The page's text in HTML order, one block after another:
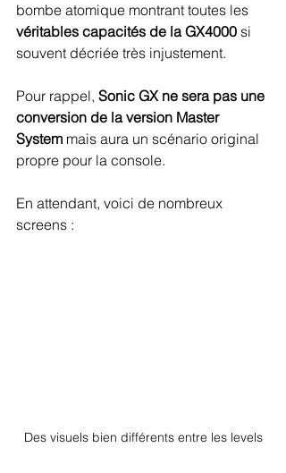
bombe atomique montrant toutes les
véritables capacités de la GX4000 si
souvent décriée très injustement.
Pour rappel, Sonic GX ne sera pas une
conversion de la version Master
System mais aura un scénario original
propre pour la console.
En attendant, voici de nombreux
screens :
Des visuels bien différents entre les levels